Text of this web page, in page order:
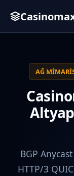
AĞ
BGP
HTTP/3